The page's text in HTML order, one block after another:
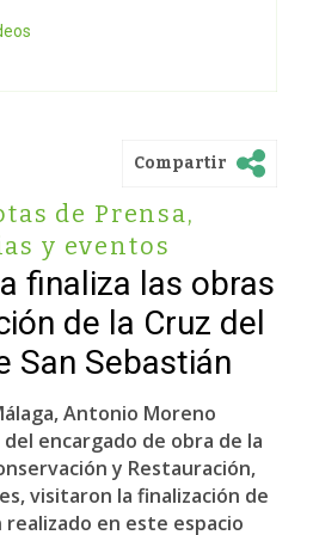
Compartir
de Prensa,
y eventos
finaliza las obras
de la Cruz del
San Sebastián
Antonio Moreno
encargado de obra de la
y Restauración,
visitaron la finalización de
realizado en este espacio